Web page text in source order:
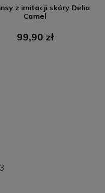
z imitacji skóry Delia
Camel
99,90 złCena